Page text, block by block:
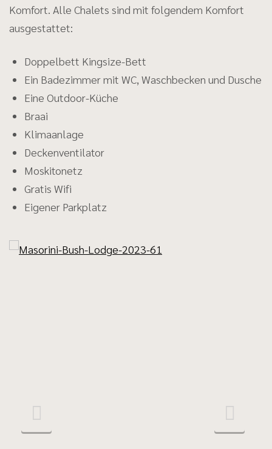
Komfort. Alle Chalets sind mit folgendem Komfort
ausgestattet:
Doppelbett Kingsize-Bett
Ein Badezimmer mit WC, Waschbecken und Dusche
Eine Outdoor-Küche
Braai
Klimaanlage
Deckenventilator
Moskitonetz
Gratis Wifi
Eigener Parkplatz